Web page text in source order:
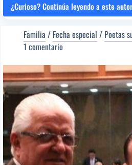
¿Curioso? Continúa leyendo a este autor
AÑORADAS
[Poema
del
Carmen
Jodra
[Poeta
sugerido]
Familia / Fecha especial / Poetas
1 comentario